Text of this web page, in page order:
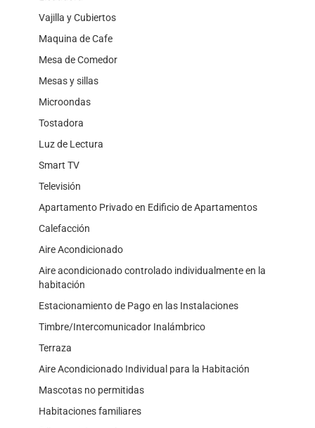
Vajilla y Cubiertos
Maquina de Cafe
Mesa de Comedor
Mesas y sillas
Microondas
Tostadora
Luz de Lectura
Smart TV
Televisión
Apartamento Privado en Edificio de Apartamentos
Calefacción
Aire Acondicionado
Aire acondicionado controlado individualmente en la
habitación
Estacionamiento de Pago en las Instalaciones
Timbre/Intercomunicador Inalámbrico
Terraza
Aire Acondicionado Individual para la Habitación
Mascotas no permitidas
Habitaciones familiares